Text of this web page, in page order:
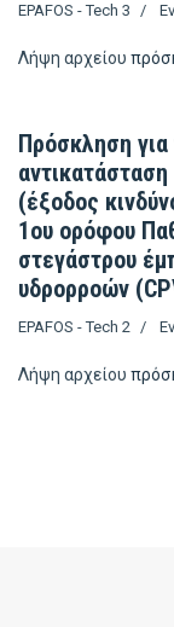
EPAFOS - Tech 3
Λήψη αρχείου
Πρόσκληση
(έξοδος
1ου ορόφου
στεγάστρου
υδρορροών
EPAFOS - Tech 2
Λήψη αρχείου